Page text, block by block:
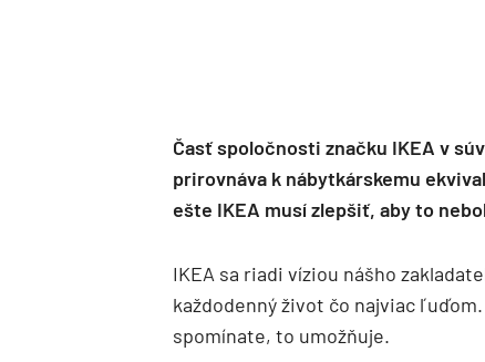
Časť spoločnosti značku IKEA v
prirovnáva k nábytkárskemu
ešte IKEA musí zlepšiť, aby to
IKEA sa riadi víziou nášho
každodenný život čo najviac
spomínate, to umožňuje.